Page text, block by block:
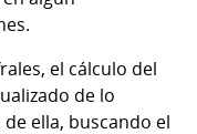
el cálculo del
de lo
ella, buscando el